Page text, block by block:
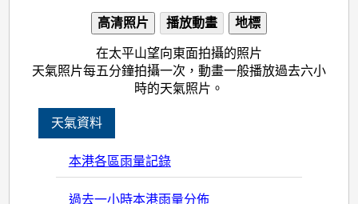
高清照片 播放動畫 地標
在太平山望向東面拍攝的照片
天氣照片每五分鐘拍攝一次，動畫一般播放過去六小
時的天氣照片。
天氣資料
本港各區雨量記錄
過去一小時本港雨量分佈